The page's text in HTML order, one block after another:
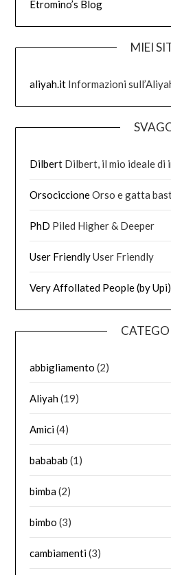
Etromino’s Blog
MIEI
aliyah.it Informazioni
Dilbert Dilbert, il mio ideale di
OrsociccioneOrso e gatta
PhD Piled Higher & Deeper
User FriendlyUser Friendly
Very Affollated People (by Upi)
abbigliamento (2)
Aliyah(19)
Amici(4)
bababab (1)
bimba(2)
bimbo (3)
cambiamenti(3)